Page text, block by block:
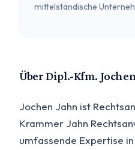
mittelständische
Über Dipl.-Kfm.
Jochen Jahn ist
Krammer Jahn
umfassende Expertise